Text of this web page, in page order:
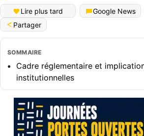
Lire plus tard Google News
Partager
SOMMAIRE
Cadre réglementaire et
institutionnelles